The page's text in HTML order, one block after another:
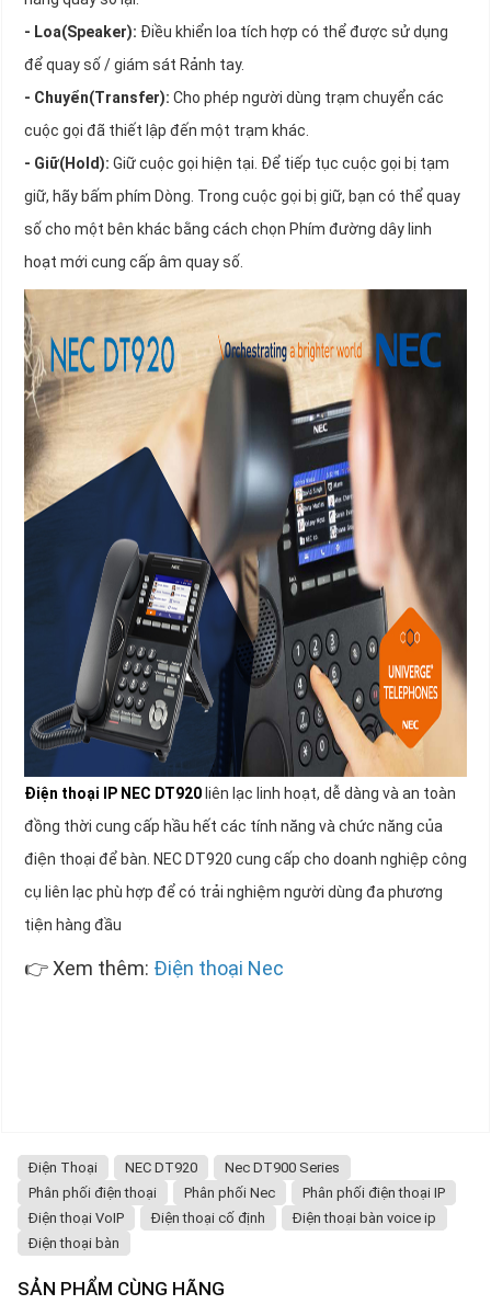
- Loa(Speaker): Điều khiển loa tích hợp có thể được sử dụng
để quay số / giám sát Rảnh tay.
- Chuyển(Transfer): Cho phép người dùng trạm chuyển các
cuộc gọi đã thiết lập đến một trạm khác.
- Giữ(Hold): Giữ cuộc gọi hiện tại. Để tiếp tục cuộc gọi bị tạm
giữ, hãy bấm phím Dòng. Trong cuộc gọi bị giữ, bạn có thể quay
số cho một bên khác bằng cách chọn Phím đường dây linh
hoạt mới cung cấp âm quay số.
Điện thoại IP NEC DT920 liên lạc linh hoạt, dễ dàng và an toàn
đồng thời cung cấp hầu hết các tính năng và chức năng của
điện thoại để bàn. NEC DT920 cung cấp cho doanh nghiệp công
cụ liên lạc phù hợp để có trải nghiệm người dùng đa phương
tiện hàng đầu
👉 Xem thêm: Điện thoại Nec
Điện Thoại NEC DT920
Nec DT900 Series
Phân phối điện thoại
Phân phối Nec
Phân phối điện thoại IP
Điện thoại VoIP
Điện thoại cố định
Điện thoại bàn voice ip
Điện thoại bàn
SẢN PHẨM CÙNG HÃNG